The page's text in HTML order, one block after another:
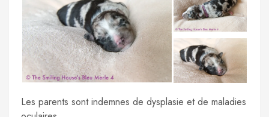
Les parents sont indemnes de dysplasie et de maladies